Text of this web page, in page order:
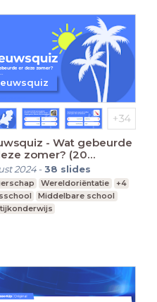
- Wat gebeurde
zomer? (20
2024-38 slides
Wereldoriëntatie
+4
Middelbare school